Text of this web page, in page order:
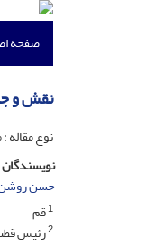
صفحه
نقش و
نوع مقاله
نویسندگان
حسن
1قم
2رئیس